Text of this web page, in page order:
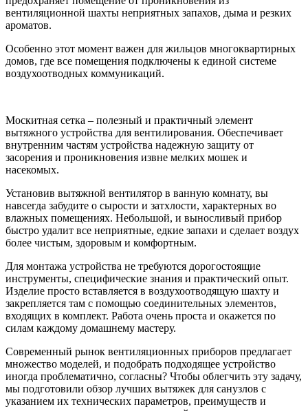
вентиляционной шахты неприятных запахов, дыма и резких
ароматов.
Особенно этот момент важен для жильцов многоквартирных
домов, где все помещения подключены к единой системе
воздухоотводных коммуникаций.
Москитная сетка – полезный и практичный элемент
вытяжного устройства для вентилирования. Обеспечивает
внутренним частям устройства надежную защиту от
засорения и проникновения извне мелких мошек и
насекомых.
Установив вытяжной вентилятор в ванную комнату, вы
навсегда забудите о сырости и затхлости, характерных во
влажных помещениях. Небольшой, и выносливый прибор
быстро удалит все неприятные, едкие запахи и сделает воздух
более чистым, здоровым и комфортным.
Для монтажа устройства не требуются дорогостоящие
инструменты, специфические знания и практический опыт.
Изделие просто вставляется в воздухоотводящую шахту и
закрепляется там с помощью соединительных элементов,
входящих в комплект. Работа очень проста и окажется по
силам каждому домашнему мастеру.
Современный рынок вентиляционных приборов предлагает
множество моделей, и подобрать подходящее устройство
иногда проблематично, согласны? Чтобы облегчить эту задачу,
мы подготовили обзор лучших вытяжек для санузлов с
указанием их технических параметров, преимуществ и